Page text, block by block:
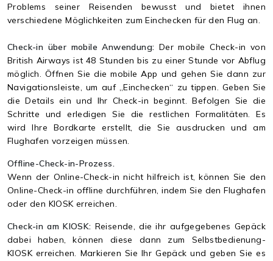
Problems seiner Reisenden bewusst und bietet ihnen
verschiedene Möglichkeiten zum Einchecken für den Flug an.
Check-in über mobile Anwendung: Der mobile Check-in von
British Airways ist 48 Stunden bis zu einer Stunde vor Abflug
möglich. Öffnen Sie die mobile App und gehen Sie dann zur
Navigationsleiste, um auf „Einchecken“ zu tippen. Geben Sie
die Details ein und Ihr Check-in beginnt. Befolgen Sie die
Schritte und erledigen Sie die restlichen Formalitäten. Es
wird Ihre Bordkarte erstellt, die Sie ausdrucken und am
Flughafen vorzeigen müssen.
Offline-Check-in-Prozess.
Wenn der Online-Check-in nicht hilfreich ist, können Sie den
Online-Check-in offline durchführen, indem Sie den Flughafen
oder den KIOSK erreichen.
Check-in am KIOSK: Reisende, die ihr aufgegebenes Gepäck
dabei haben, können diese dann zum Selbstbedienung-
KIOSK erreichen. Markieren Sie Ihr Gepäck und geben Sie es